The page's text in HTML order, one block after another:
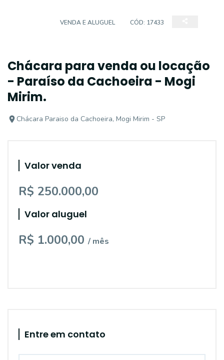
VENDA E ALUGUEL CÓD: 17433
Chácara para venda ou locação
- Paraíso da Cachoeira - Mogi
Mirim.
Chácara Paraiso da Cachoeira, Mogi Mirim - SP
Valor venda
R$ 250.000,00
Valor aluguel
R$ 1.000,00 / mês
Entre em contato